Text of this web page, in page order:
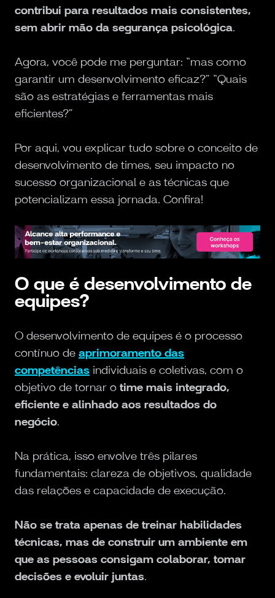
contribui para resultados mais consistentes,
sem abrir mão da segurança psicológica.
Agora, você pode me perguntar: “mas como
garantir um desenvolvimento eficaz?” “Quais
são as estratégias e ferramentas mais
eficientes?”
Por aqui, vou explicar tudo sobre o conceito de
desenvolvimento de times, seu impacto no
sucesso organizacional e as técnicas que
potencializam essa jornada. Confira!
O que é desenvolvimento de
equipes?
O desenvolvimento de equipes é o processo
contínuo de aprimoramento das
competências individuais e coletivas, com o
objetivo de tornar o time mais integrado,
eficiente e alinhado aos resultados do
negócio.
Na prática, isso envolve três pilares
fundamentais: clareza de objetivos, qualidade
das relações e capacidade de execução.
Não se trata apenas de treinar habilidades
técnicas, mas de construir um ambiente em
que as pessoas consigam colaborar, tomar
decisões e evoluir juntas.